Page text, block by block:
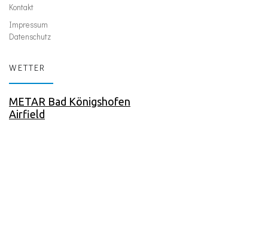
Kontakt
Impressum
Datenschutz
WETTER
METAR Bad Königshofen
Airfield